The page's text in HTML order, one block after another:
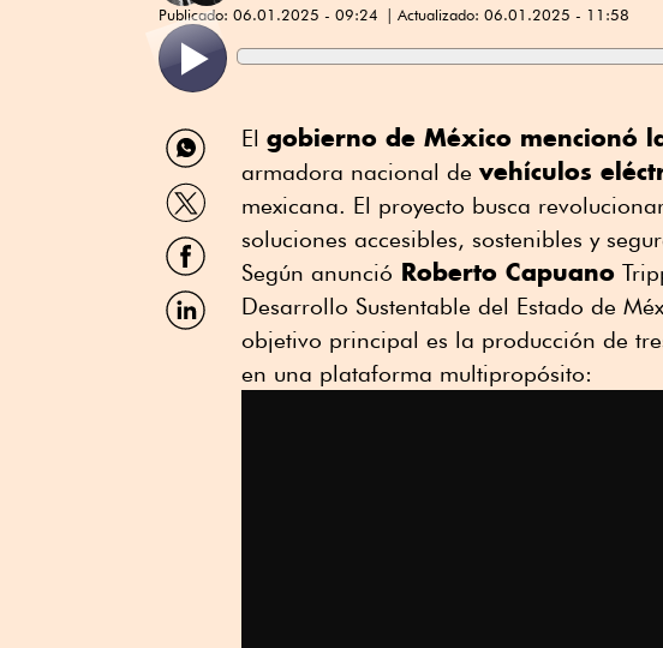
Publicado: 06.01.2025 - 09:24 Actualizado: 06.01.2025 - 11:58
Compartir
por
WhatsApp
Compartir
por
Twitter
Compartir
por
Facebook
Compartir
por
El gobierno de México mencionó
armadora nacional de vehículos
mexicana. El proyecto busca
soluciones accesibles, sostenibles y
Según anunció Roberto Capuano
Desarrollo Sustentable del Estado de
objetivo principal es la producción de
en una plataforma multipropósito: